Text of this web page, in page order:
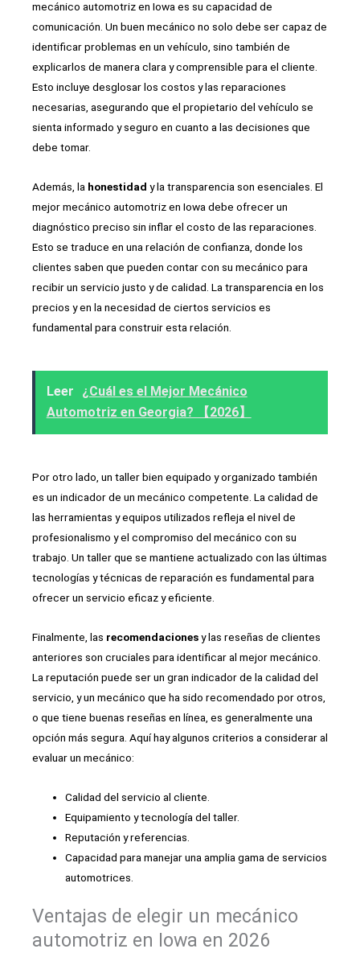
mecánico automotriz en Iowa es su capacidad de
comunicación. Un buen mecánico no solo debe ser capaz de
identificar problemas en un vehículo, sino también de
explicarlos de manera clara y comprensible para el cliente.
Esto incluye desglosar los costos y las reparaciones
necesarias, asegurando que el propietario del vehículo se
sienta informado y seguro en cuanto a las decisiones que
debe tomar.
Además, la honestidad y la transparencia son esenciales. El
mejor mecánico automotriz en Iowa debe ofrecer un
diagnóstico preciso sin inflar el costo de las reparaciones.
Esto se traduce en una relación de confianza, donde los
clientes saben que pueden contar con su mecánico para
recibir un servicio justo y de calidad. La transparencia en los
precios y en la necesidad de ciertos servicios es
fundamental para construir esta relación.
Leer
¿Cuál es el Mejor Mecánico
Automotriz en Georgia? 【2026】
Por otro lado, un taller bien equipado y organizado también
es un indicador de un mecánico competente. La calidad de
las herramientas y equipos utilizados refleja el nivel de
profesionalismo y el compromiso del mecánico con su
trabajo. Un taller que se mantiene actualizado con las últimas
tecnologías y técnicas de reparación es fundamental para
ofrecer un servicio eficaz y eficiente.
Finalmente, las recomendacionesy las reseñas de clientes
anteriores son cruciales para identificar al mejor mecánico.
La reputación puede ser un gran indicador de la calidad del
servicio, y un mecánico que ha sido recomendado por otros,
o que tiene buenas reseñas en línea, es generalmente una
opción más segura. Aquí hay algunos criterios a considerar al
evaluar un mecánico:
Calidad del servicio al cliente.
Equipamiento y tecnología del taller.
Reputación y referencias.
Capacidad para manejar una amplia gama de servicios
automotrices.
Ventajas de elegir un mecánico
automotriz en Iowa en 2026